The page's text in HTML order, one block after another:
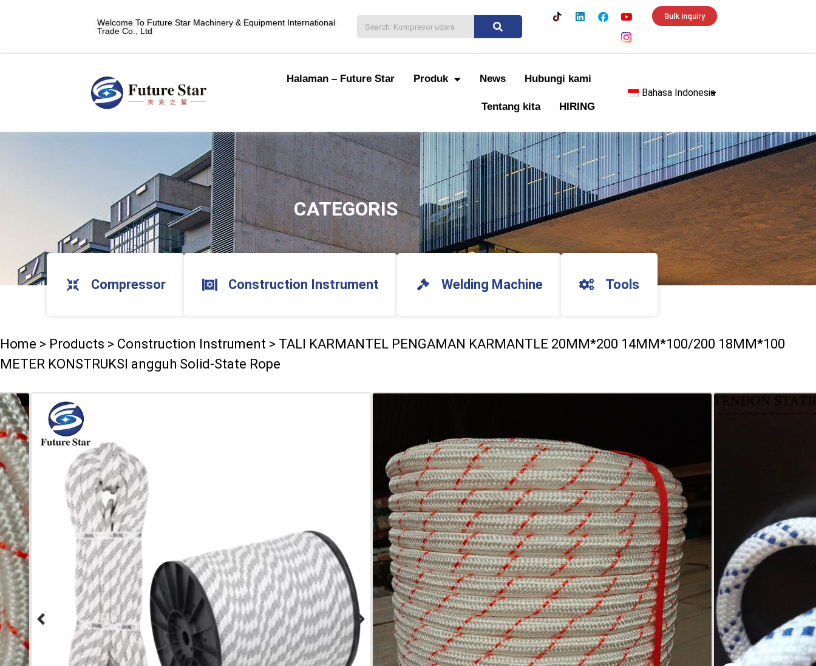
Welcome To Future Star Machinery & Equipment International
Trade Co., Ltd
Bulk inquiry
Halaman – Future Star Produk News Hubungi kami
Tentang kita HIRING
Bahasa Indonesia
CATEGORIS
Compressor Construction Instrument Welding Machine Tools
Home > Products > Construction Instrument > TALI KARMANTEL PENGAMAN KARMANTLE 20MM*200 14MM*100/200 18MM*100
METER KONSTRUKSI angguh Solid-State Rope
TALI KARMANTEL PENGAMAN KARMANTLE 20MM*200
Rope
Deskripsi Produk
Polypropylene filamen solid (MFP) memiliki tampilan dan nuansa yang agak velvaskular. Ini
dari berbagai bundel serat yang saling mengunci dalam pola jalinan melingkar. merujuk pada
konstruksi rangkaian pengunci khusus. Ini adalah tali mengambang dan tahan terhadap air dan
terpengaruh oleh air, minyak, bensin dan bahan kimia.Availle dengan warna.kermantle rope, this
kermantle rope is suitable for use when working at heights, climbing, hiking, caving, abseiling,
others.
Add Inquiry Contact Now
Share: